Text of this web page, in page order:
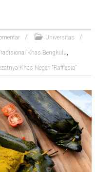
Universitas
Khas Bengkulu,
Khas Negeri “Rafflesia”